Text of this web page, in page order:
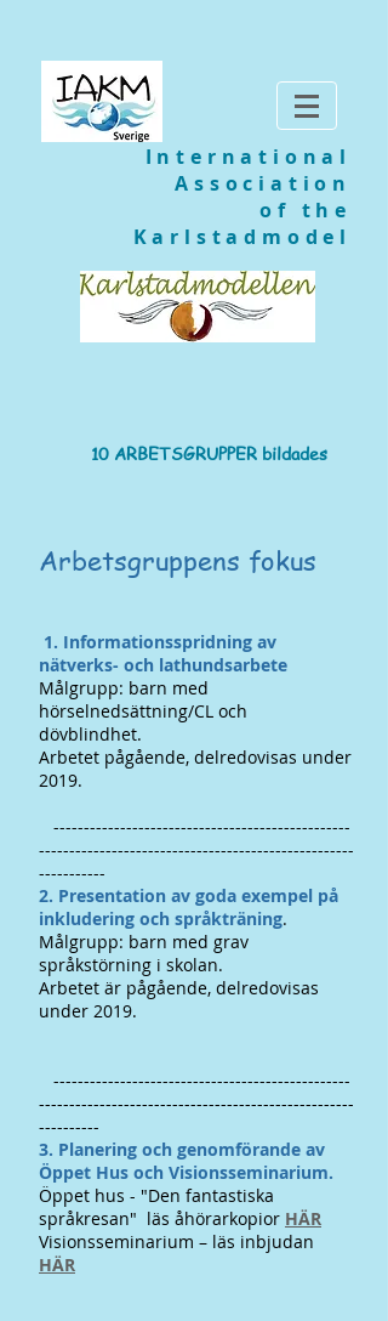
International
Association
of the
Karlstadmodel
10 ARBETSGRUPPER bildades
1. Informationsspridning av
nätverks- och lathundsarbete
Målgrupp: barn med
hörselnedsättning/CL och
dövblindhet.
Arbetet pågående, delredovisas under
2019.
-------------------------------------------------
----------------------------------------------------
-----------
​2. Presentation av goda exempel på
inkludering och språkträning.
Målgrupp: barn med grav
språkstörning i skolan.
Arbetet är pågående, delredovisas
under 2019.
-------------------------------------------------
----------------------------------------------------
----------
​​3. Planering och genomförande av
Öppet Hus och Visionsseminarium.
Öppet hus - "Den fantastiska
språkresan" läs åhörarkopior HÄR
Visionsseminarium – läs inbjudan
HÄR
Arbetsgruppens fokus